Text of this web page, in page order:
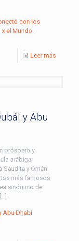
con los
x el Mundo
Leer más
y Abu
próspero y
arábiga,
y Omán.
más famosos
sinónimo de
Abu Dhabi